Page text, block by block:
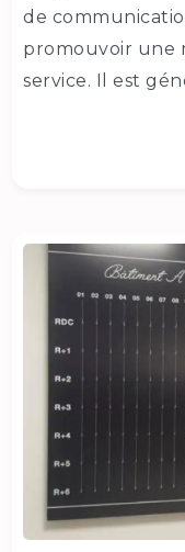
de
promouvoir une
service. Il est